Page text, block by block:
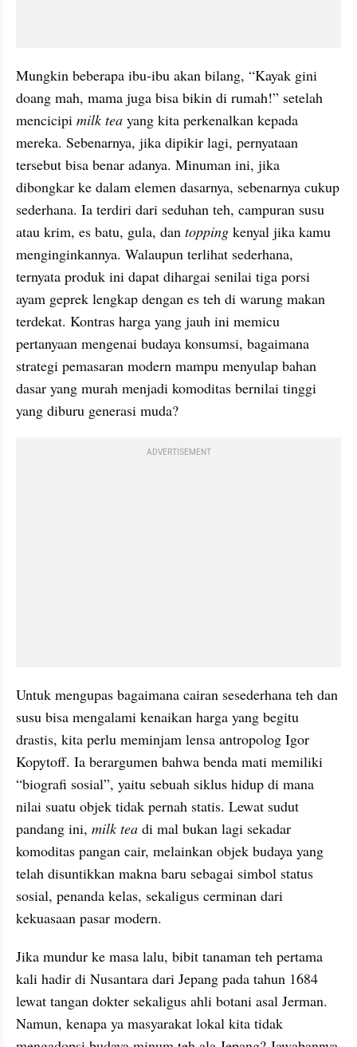
Mungkin beberapa ibu-ibu akan bilang, “Kayak gini
doang mah, mama juga bisa bikin di rumah!” setelah
mencicipi milk tea yang kita perkenalkan kepada
mereka. Sebenarnya, jika dipikir lagi, pernyataan
tersebut bisa benar adanya. Minuman ini, jika
dibongkar ke dalam elemen dasarnya, sebenarnya cukup
sederhana. Ia terdiri dari seduhan teh, campuran susu
atau krim, es batu, gula, dan topping kenyal jika kamu
menginginkannya. Walaupun terlihat sederhana,
ternyata produk ini dapat dihargai senilai tiga porsi
ayam geprek lengkap dengan es teh di warung makan
terdekat. Kontras harga yang jauh ini memicu
pertanyaan mengenai budaya konsumsi, bagaimana
strategi pemasaran modern mampu menyulap bahan
dasar yang murah menjadi komoditas bernilai tinggi
yang diburu generasi muda?
ADVERTISEMENT
Untuk mengupas bagaimana cairan sesederhana teh dan
susu bisa mengalami kenaikan harga yang begitu
drastis, kita perlu meminjam lensa antropolog Igor
Kopytoff. Ia berargumen bahwa benda mati memiliki
“biografi sosial”, yaitu sebuah siklus hidup di mana
nilai suatu objek tidak pernah statis. Lewat sudut
pandang ini, milk tea di mal bukan lagi sekadar
komoditas pangan cair, melainkan objek budaya yang
telah disuntikkan makna baru sebagai simbol status
sosial, penanda kelas, sekaligus cerminan dari
kekuasaan pasar modern.
Jika mundur ke masa lalu, bibit tanaman teh pertama
kali hadir di Nusantara dari Jepang pada tahun 1684
lewat tangan dokter sekaligus ahli botani asal Jerman.
Namun, kenapa ya masyarakat lokal kita tidak